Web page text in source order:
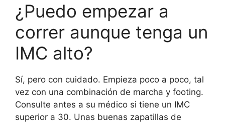
¿Puedo empezar a
correr aunque tenga un
IMC alto?
Sí, pero con cuidado. Empieza poco a poco, tal
vez con una combinación de marcha y footing.
Consulte antes a su médico si tiene un IMC
superior a 30. Unas buenas zapatillas de